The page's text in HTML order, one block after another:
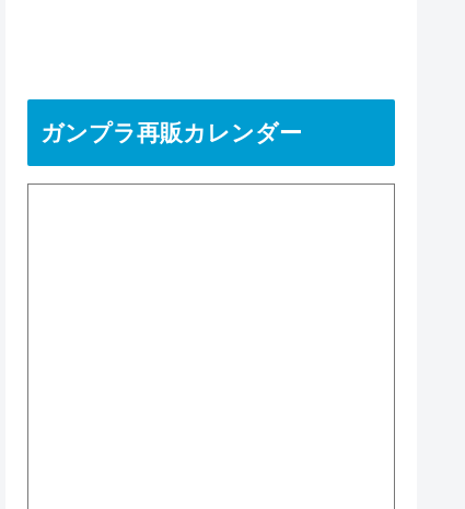
ガンプラ再販カレンダー